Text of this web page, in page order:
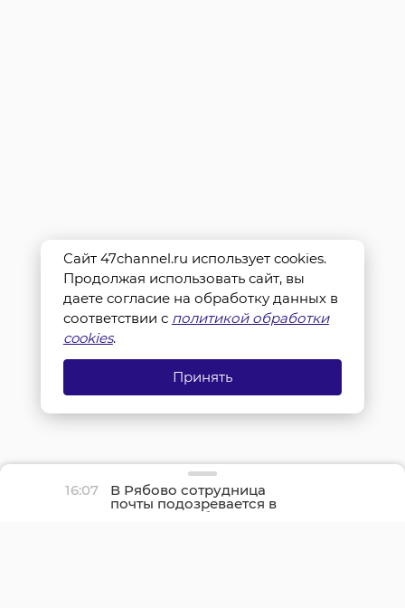
16:07 В Рябово сотрудница
почты подозревается в
присвоении более
Сайт 47channel.ru использует cookies.
Продолжая использовать сайт, вы
даете согласие на обработку данных в
соответствии с политикой обработки
cookies.
Принять